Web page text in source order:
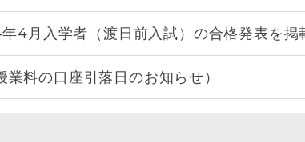
4月入学者（渡日前入試）の合格発表を掲
料の口座引落日のお知らせ）